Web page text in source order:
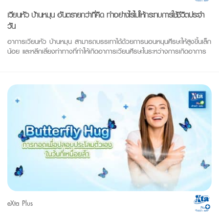
เวียนหัว บ้านหมุน อันตรายกว่าที่คิด ทำอย่างไรไม่ให้กระทบการใช้ชีวิตประจำ
วัน
อาการเวียนหัว บ้านหมุน สามารถบรรเทาได้ด้วยการนอนหนุนศีรษะให้สูงขึ้นเล็ก
น้อย และหลีกเลี่ยงท่าทางที่ทำให้เกิดอาการเวียนศีรษะในระหว่างการเกิดอาการ
eXta Plus